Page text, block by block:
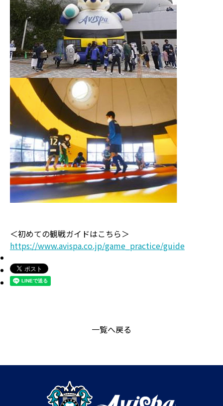
＜初めての観戦ガイドはこちら＞
https://www.avispa.co.jp/game_practice/guide
一覧へ戻る